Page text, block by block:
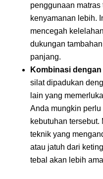
penggunaan
kenyamanan lebih.
mencegah
dukungan
panjang.
Kombinasi
silat dipadukan
lain yang
Anda mungkin
kebutuhan tersebut.
teknik yang
atau jatuh dari
tebal akan lebih